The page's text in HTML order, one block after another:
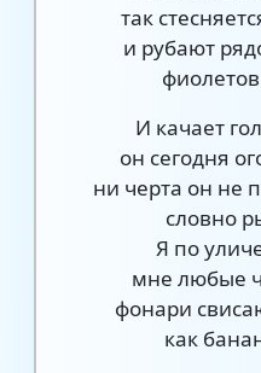
так
и рубают
И качает
он сегодня
ни черта он не
словно
Я по
мне любые
фонари
как